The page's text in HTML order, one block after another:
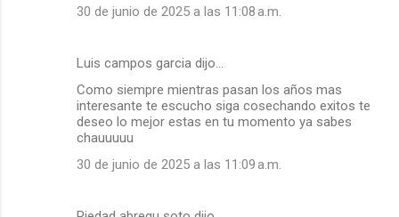
30 de junio de 2025 a las 11:08 a.m.
Luis campos garcia dijo…
Como siempre mientras pasan los años mas
interesante te escucho siga cosechando exitos te
deseo lo mejor estas en tu momento ya sabes
chauuuuu
30 de junio de 2025 a las 11:09 a.m.